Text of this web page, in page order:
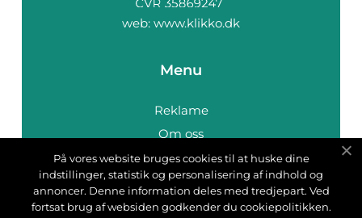
web: www.klikko.dk
Menu
Reklame
Om oss
Cookies
Kontakt Oss
Sitemap
På vores website bruges cookies til at huske dine
indstillinger, statistik og personalisering af indhold og
annoncer. Denne information deles med tredjepart. Ved
fortsat brug af websiden godkender du cookiepolitikken.